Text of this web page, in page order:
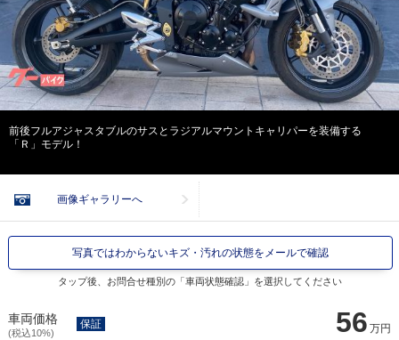
前後フルアジャスタブルのサスとラジアルマウントキャリパーを装備する
「Ｒ」モデル！
画像ギャラリーへ
写真ではわからないキズ・汚れの状態をメールで確認
タップ後、お問合せ種別の「車両状態確認」を選択してください
車両価格
(税込10%) 56 万円
保証